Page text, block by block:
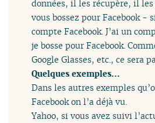
données, il les récupère, il
vous bossez pour Facebook -
compte Facebook. J’ai un
je bosse pour Facebook.
Google Glasses, etc., ce sera
Quelques exemples...
Dans les autres exemples
Facebook on l’a déjà vu.
Yahoo, si vous avez suivi